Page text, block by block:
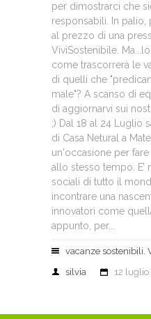
per dimostrarci che
responsabili. In
al prezzo di una
ViviSostenibile.
come trascorrerà le
di quelli che
male"? A scanso di
di aggiornarvi sui
;) Dal 18 al 24 Luglio
di Casa Netural a
un'occasione per
allo stesso tempo. E’
sociali di tutto il
incontrare una
innovatori come
appunto, per...
vacanze sostenibili,
silvia
12 luglio